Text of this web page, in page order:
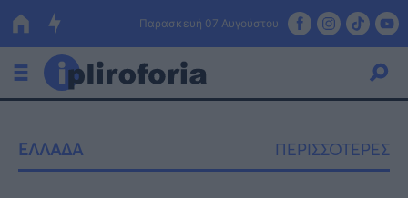
Παρασκευή 07 Αυγούστου
Οικονομία
ΕΛΛΑΔΑ ΠΕΡΙΣΣΟΤΕΡΕΣ